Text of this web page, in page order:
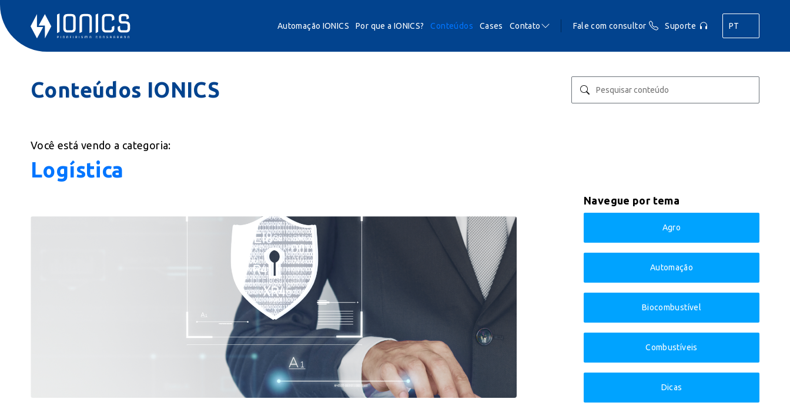
Automação IONICS Por que a IONICS? Conteúdos Cases Contato Fale com consultor Suporte PT
Conteúdos IONICS
Você está vendo a categoria:
Logística
Navegue por tema
Agro
Automação
Biocombustível
Combustíveis
Dicas